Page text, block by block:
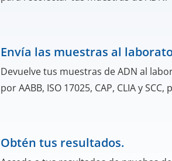
Envía las muestras al
Devuelve tus muestras de ADN al
por AABB, ISO 17025, CAP, CLIA y
Obtén tus resultados.